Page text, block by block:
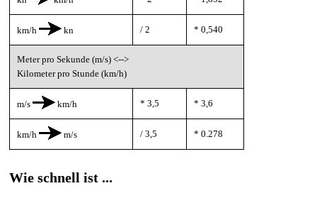
km/h kn / 2 * 0,540
Meter pro Sekunde (m/s) <-->
Kilometer pro Stunde (km/h)
m/s km/h * 3,5 * 3,6
km/h m/s / 3,5 * 0.278
Wie schnell ist ...